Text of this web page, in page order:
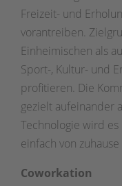
Freizeit- und
vorantreiben.
Einheimischen als
Sport-, Kultur- und
profitieren. Die
gezielt aufeinander
Technologie wird
einfach von
Coworkation